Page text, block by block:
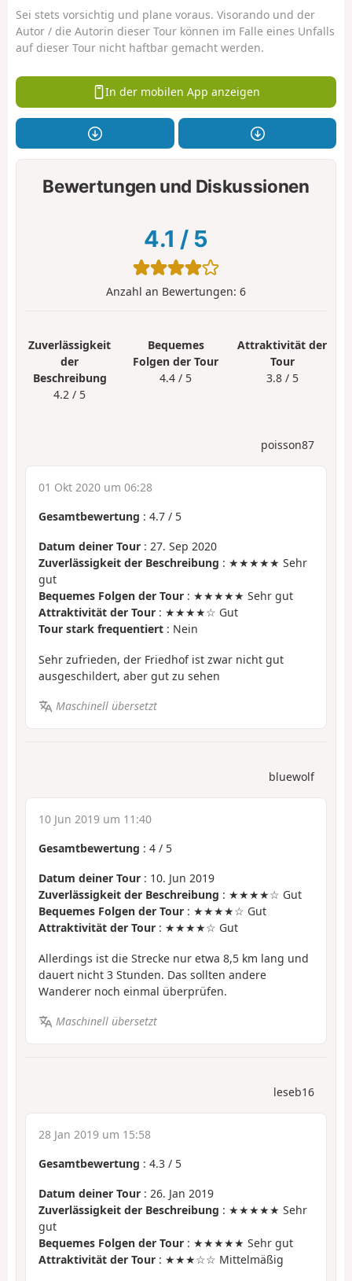
Sei stets vorsichtig und plane voraus. Visorando und der
Autor / die Autorin dieser Tour können im Falle eines Unfalls
auf dieser Tour nicht haftbar gemacht werden.
In der mobilen App anzeigen
Bewertungen und Diskussionen
4.1 / 5
Anzahl an Bewertungen: 6
Zuverlässigkeit
der
Beschreibung
4.2 / 5
Bequemes
Folgen der Tour
4.4 / 5
Attraktivität der
Tour
3.8 / 5
poisson87
01 Okt 2020 um 06:28
Gesamtbewertung : 4.7 / 5
Datum deiner Tour : 27. Sep 2020
Zuverlässigkeit der Beschreibung : ★★★★★ Sehr
gut
Bequemes Folgen der Tour : ★★★★★ Sehr gut
Attraktivität der Tour : ★★★★☆ Gut
Tour stark frequentiert : Nein
Sehr zufrieden, der Friedhof ist zwar nicht gut
ausgeschildert, aber gut zu sehen
Maschinell übersetzt
bluewolf
10 Jun 2019 um 11:40
Gesamtbewertung : 4 / 5
Datum deiner Tour : 10. Jun 2019
Zuverlässigkeit der Beschreibung : ★★★★☆ Gut
Bequemes Folgen der Tour : ★★★★☆ Gut
Attraktivität der Tour : ★★★★☆ Gut
Allerdings ist die Strecke nur etwa 8,5 km lang und
dauert nicht 3 Stunden. Das sollten andere
Wanderer noch einmal überprüfen.
Maschinell übersetzt
leseb16
28 Jan 2019 um 15:58
Gesamtbewertung : 4.3 / 5
Datum deiner Tour : 26. Jan 2019
Zuverlässigkeit der Beschreibung : ★★★★★ Sehr
gut
Bequemes Folgen der Tour : ★★★★★ Sehr gut
Attraktivität der Tour : ★★★☆☆ Mittelmäßig